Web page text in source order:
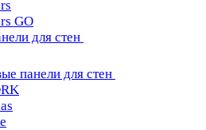
GO
для стен
панели для стен